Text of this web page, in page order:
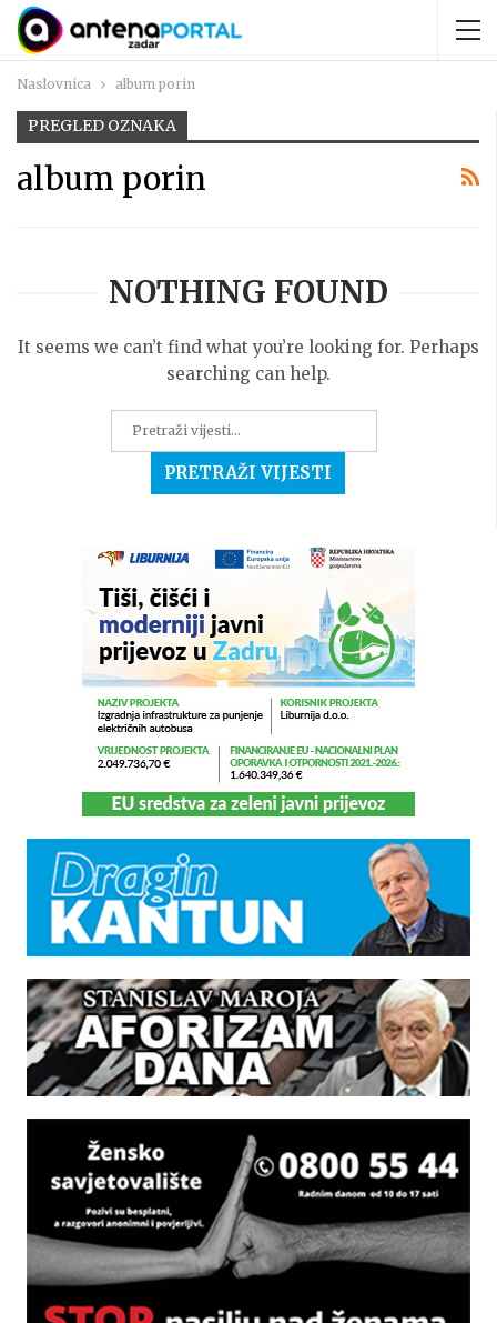
Naslovnica album porin
PREGLED OZNAKA
album porin
NOTHING FOUND
It seems we can’t find what you’re looking for. Perhaps
searching can help.